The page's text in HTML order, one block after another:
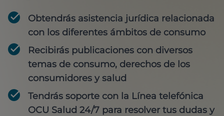
Obtendrás asistencia jurídica relacionada
con los diferentes ámbitos de consumo
Recibirás publicaciones con diversos
temas de consumo, derechos de los
consumidores y salud
Tendrás soporte con la Línea telefónica
OCU Salud 24/7 para resolver tus dudas y